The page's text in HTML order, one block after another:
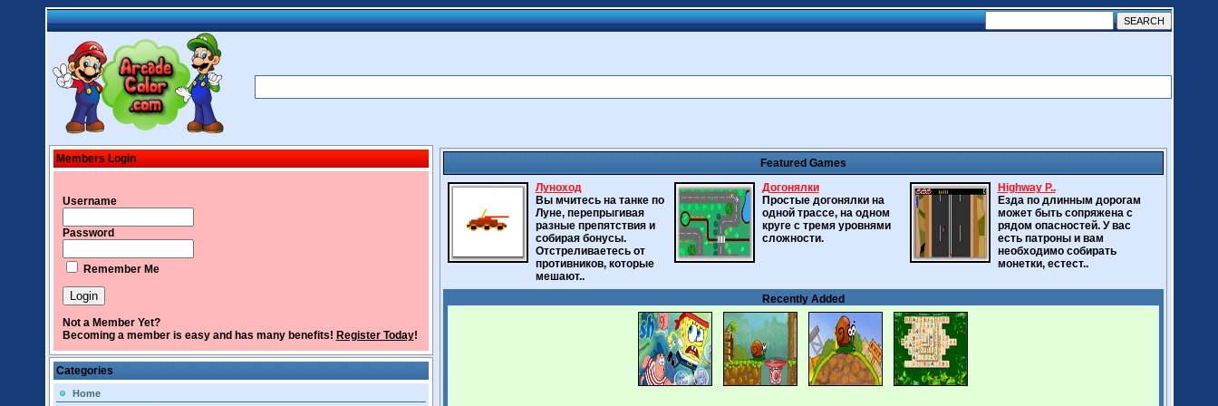
Members Login
Username
Password
Remember Me
Not a Member Yet?
Becoming a member is easy and has many benefits! Register Today!
Categories
Home
Featured Games
Луноход
Вы мчитесь на танке по
Луне, перепрыгивая
разные препятствия и
собирая бонусы.
Отстреливаетесь от
противников, которые
мешают..
Догонялки
Простые догонялки на
одной трассе, на одном
круге с тремя уровнями
сложности.
Highway P..
Езда по длинным дорогам
может быть сопряжена с
рядом опасностей. У вас
есть патроны и вам
необходимо собирать
монетки, естест..
Recently Added